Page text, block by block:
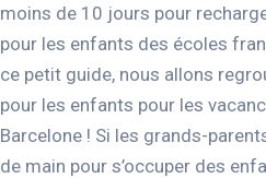
moins de 10 jours pour
pour les enfants des écoles
ce petit guide, nous allons
pour les enfants pour les
Barcelone ! Si les grands-
de main pour s’occuper des